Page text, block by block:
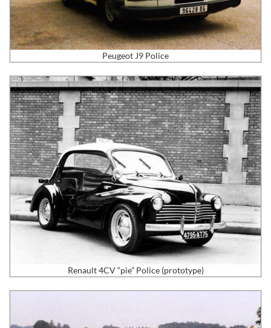
Peugeot J9 Police
Renault 4CV “pie” Police (prototype)